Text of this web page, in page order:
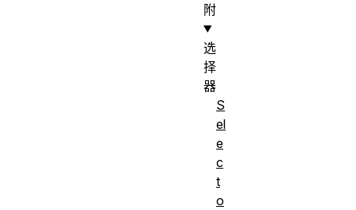
附
选
择
器
S
el
e
c
t
o